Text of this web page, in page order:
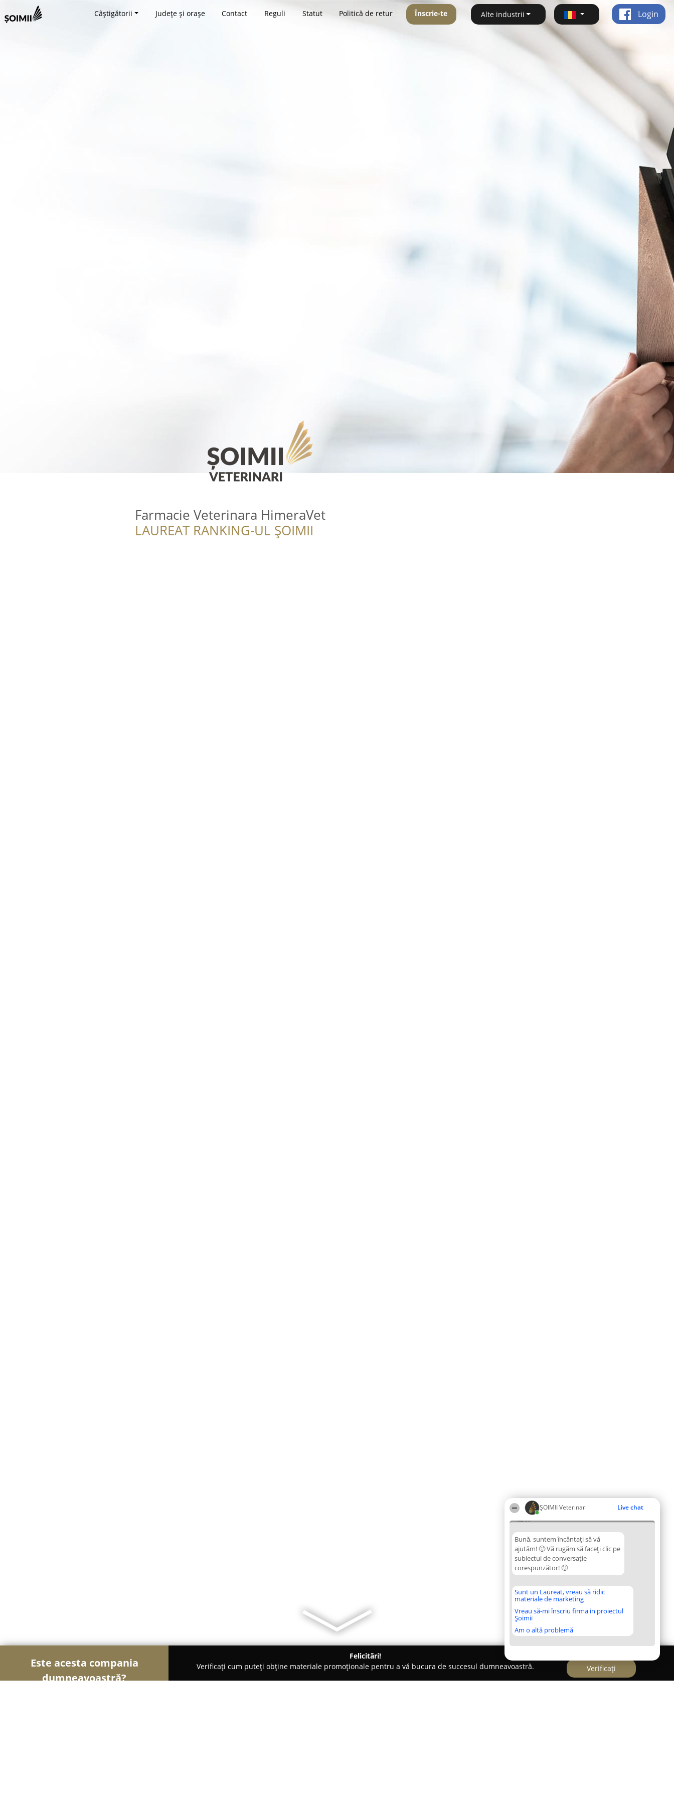
ȘOIMII Veterinari Live chat
04:59
Bună, suntem încântați să vă
ajutăm! 🙂 Vă rugăm să faceți clic pe
subiectul de conversație
corespunzător! 🙂
Sunt un Laureat, vreau să ridic
materiale de marketing
Vreau să-mi înscriu firma in proiectul
Șoimii
Am o altă problemă
Câștigătorii Județe și orașe Contact Reguli Statut Politică de retur Înscrie-te Alte industrii Login
Farmacie Veterinara HimeraVet
LAUREAT RANKING-UL ȘOIMII
Este acesta compania
dumneavoastră?
Felicitări!
Verificați cum puteți obține materiale promoționale pentru a vă bucura de succesul dumneavoastră.
Verificați